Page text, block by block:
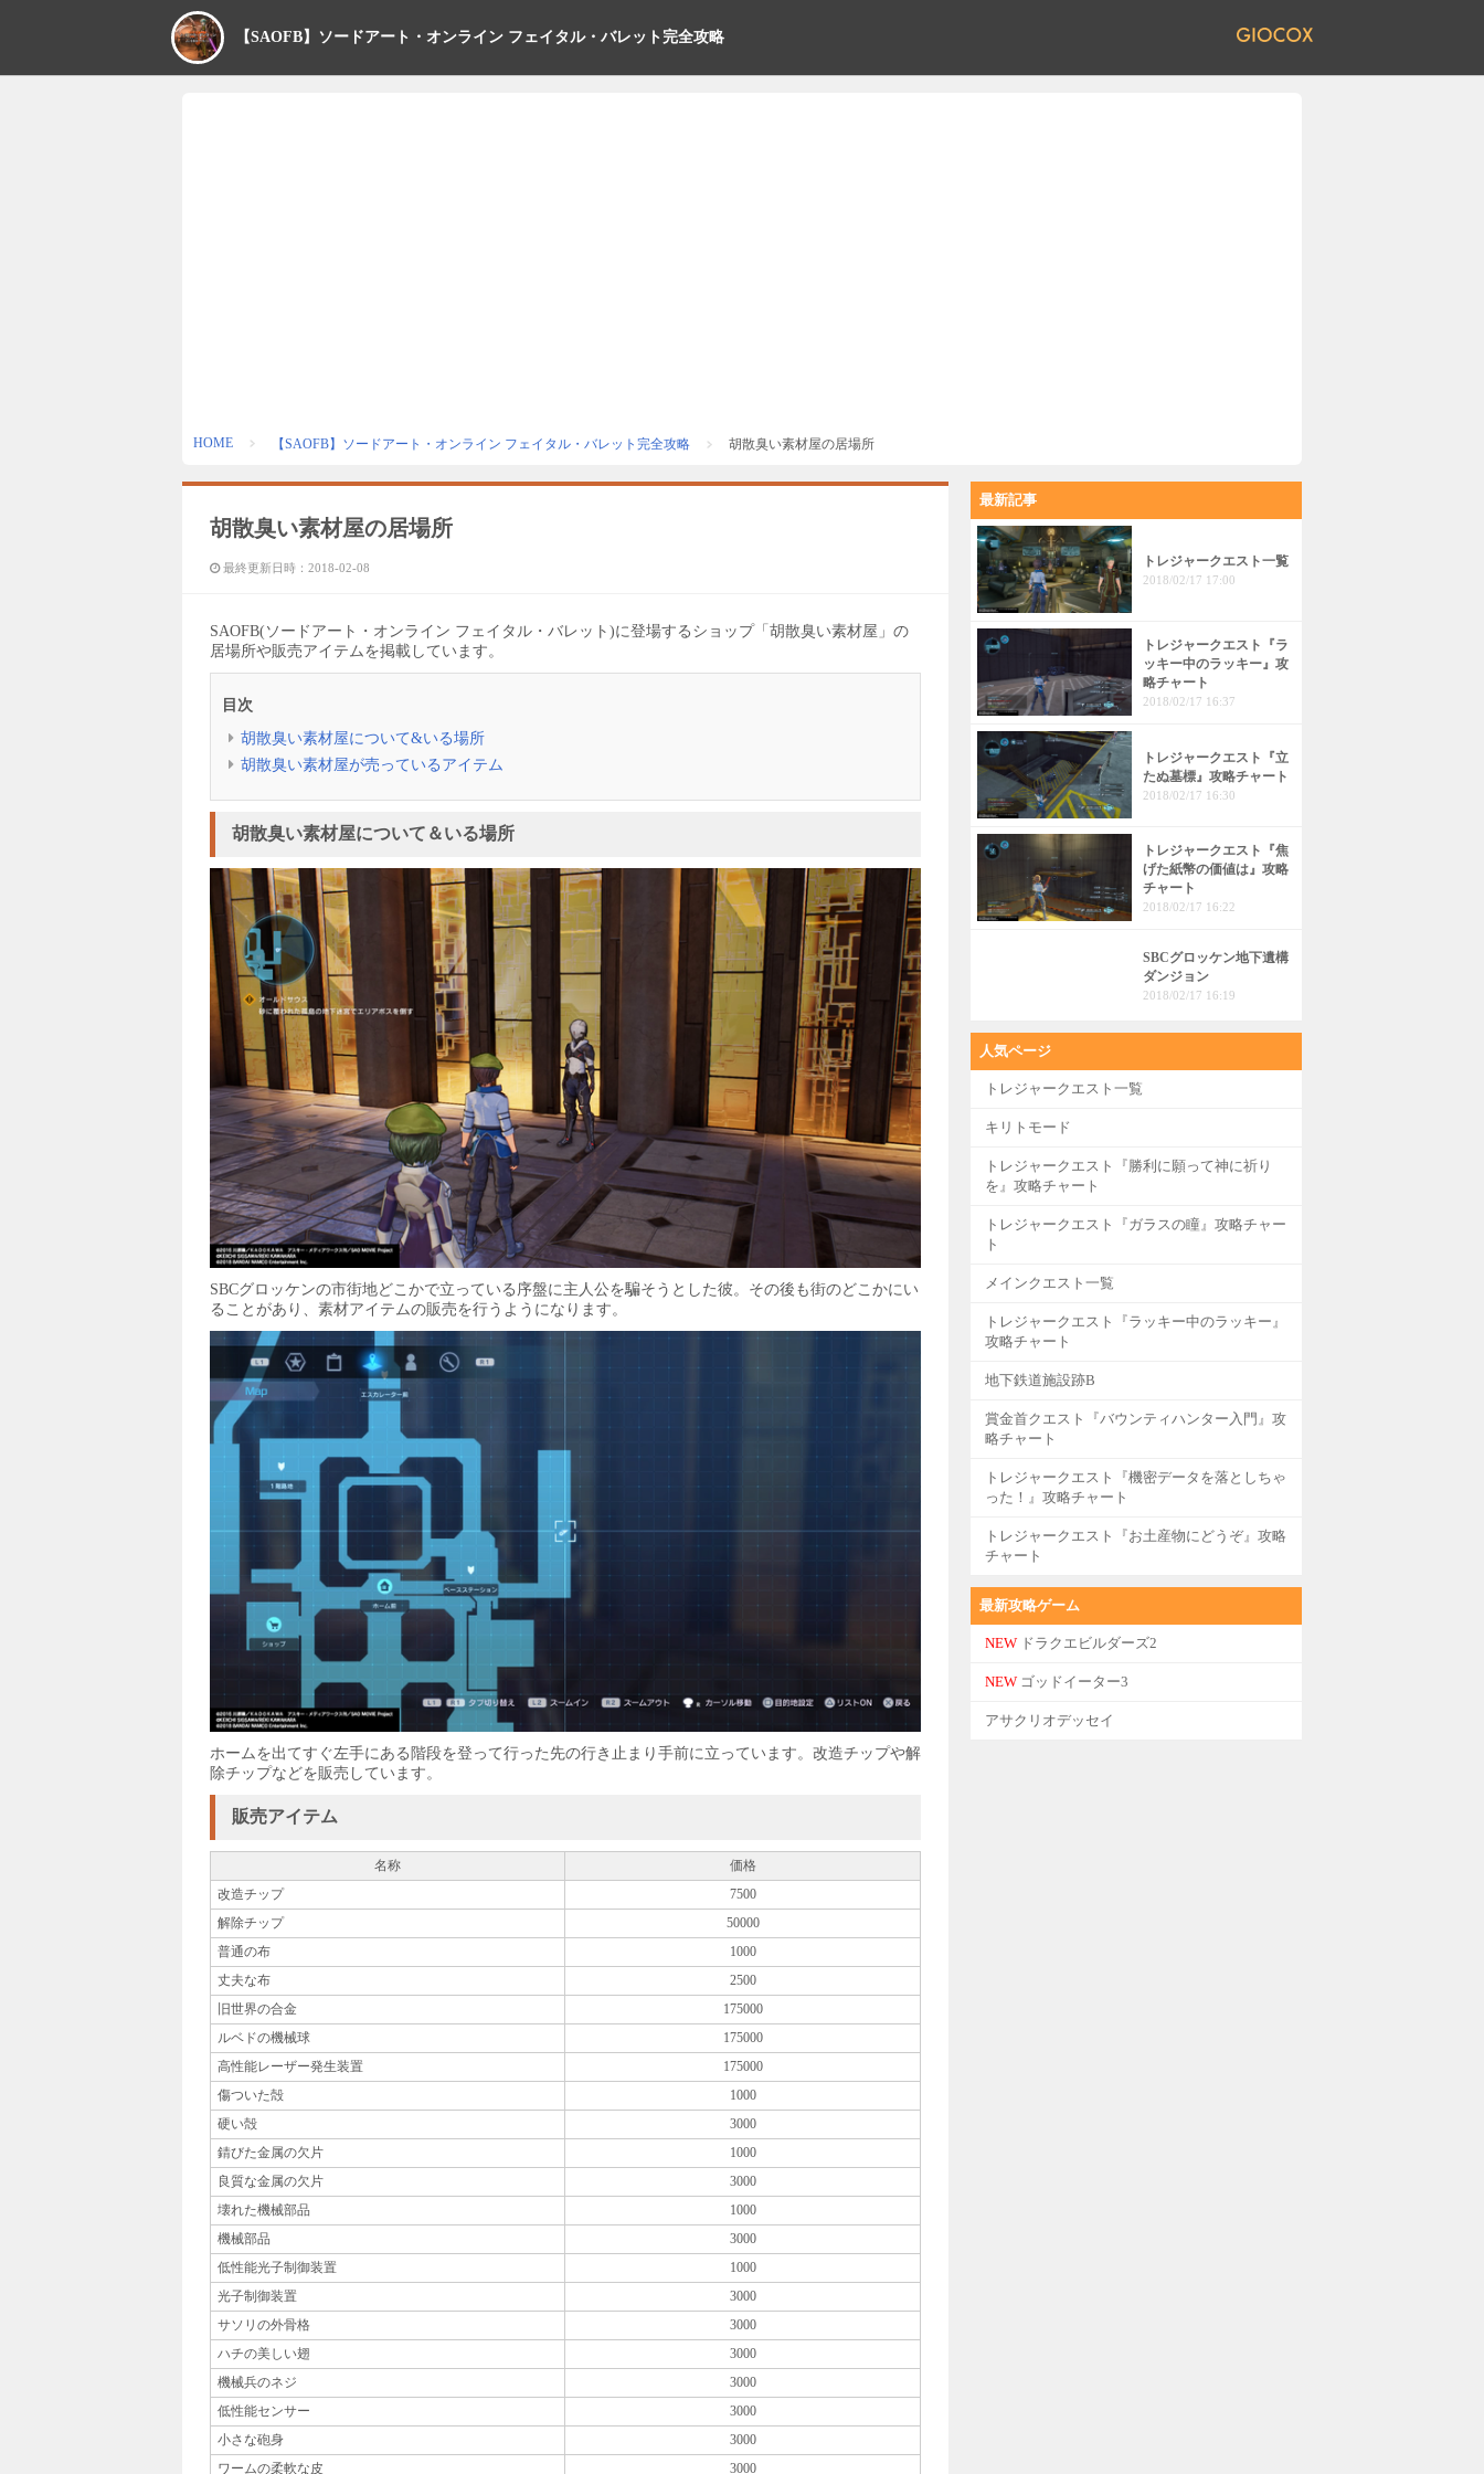
【SAOFB】ソードアート・オンライン フェイタル・バレット完全攻略
HOME 【SAOFB】ソードアート・オンライン フェイタル・バレット完全攻略 胡散臭い素材屋の居場所
胡散臭い素材屋の居場所
最終更新日時： 2018-02-08
SAOFB(ソードアート・オンライン フェイタル・バレット)に登場するショップ「胡散臭い素材屋」の
居場所や販売アイテムを掲載しています。
目次
胡散臭い素材屋について&いる場所
胡散臭い素材屋が売っているアイテム
胡散臭い素材屋について＆いる場所
SBCグロッケンの市街地どこかで立っている序盤に主人公を騙そうとした彼。その後も街のどこかにい
ることがあり、素材アイテムの販売を行うようになります。
ホームを出てすぐ左手にある階段を登って行った先の行き止まり手前に立っています。改造チップや解
除チップなどを販売しています。
販売アイテム
名称
価格
改造チップ
7500
解除チップ
50000
普通の布
1000
丈夫な布
2500
旧世界の合金
175000
ルベドの機械球
175000
高性能レーザー発生装置
175000
傷ついた殻
1000
硬い殻
3000
錆びた金属の欠片
1000
良質な金属の欠片
3000
壊れた機械部品
1000
機械部品
3000
低性能光子制御装置
1000
光子制御装置
3000
サソリの外骨格
3000
ハチの美しい翅
3000
機械兵のネジ
3000
低性能センサー
3000
小さな砲身
3000
ワームの柔軟な皮
3000
最新記事
トレジャークエスト一覧
2018/02/17 17:00
トレジャークエスト『ラ
ッキー中のラッキー』攻
略チャート
2018/02/17 16:37
トレジャークエスト『立
たぬ墓標』攻略チャート
2018/02/17 16:30
トレジャークエスト『焦
げた紙幣の価値は』攻略
チャート
2018/02/17 16:22
SBCグロッケン地下遺構
ダンジョン
2018/02/17 16:19
人気ページ
トレジャークエスト一覧
キリトモード
トレジャークエスト『勝利に願って神に祈り
を』攻略チャート
トレジャークエスト『ガラスの瞳』攻略チャー
ト
メインクエスト一覧
トレジャークエスト『ラッキー中のラッキー』
攻略チャート
地下鉄道施設跡B
賞金首クエスト『バウンティハンター入門』攻
略チャート
トレジャークエスト『機密データを落としちゃ
った！』攻略チャート
トレジャークエスト『お土産物にどうぞ』攻略
チャート
最新攻略ゲーム
NEW ドラクエビルダーズ2
NEW ゴッドイーター3
アサクリオデッセイ